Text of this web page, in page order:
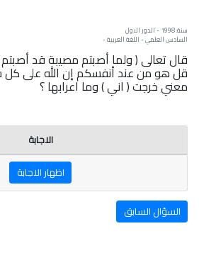
سنة: 1998 - الدور الاول
السادس العلمي - اللغة العربية -
قال تعالى ( ولما أصبتم مصيبة قد أصبتم
قل هو من عند أنفسكم إن الله على كل
معني خرجت ( اني ) وما اعرابها ؟
الاجابة
اظهار الاجابة
السؤال السابق